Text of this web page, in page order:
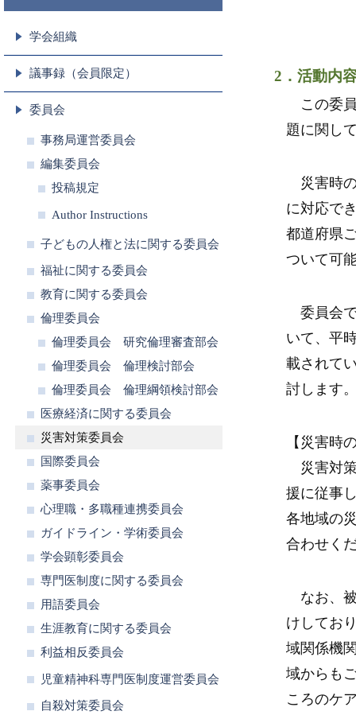
2．活動内
この委員
題に関し
災害時の
に対応で
都道府県
ついて可
委員会で
いて、平
載されて
討します
【災害時
災害対策
援に従事
各地域の
合わせく
なお、被
けしてお
域関係機
域からも
ころのケ
学会組織
議事録（会員限定）
委員会
事務局運営委員会
編集委員会
投稿規定
Author Instructions
子どもの人権と法に関する委員会
福祉に関する委員会
教育に関する委員会
倫理委員会
倫理委員会 研究倫理審査部会
倫理委員会 倫理検討部会
倫理委員会 倫理綱領検討部会
医療経済に関する委員会
災害対策委員会
国際委員会
薬事委員会
心理職・多職種連携委員会
ガイドライン・学術委員会
学会顕彰委員会
専門医制度に関する委員会
用語委員会
生涯教育に関する委員会
利益相反委員会
児童精神科専門医制度運営委員会
自殺対策委員会